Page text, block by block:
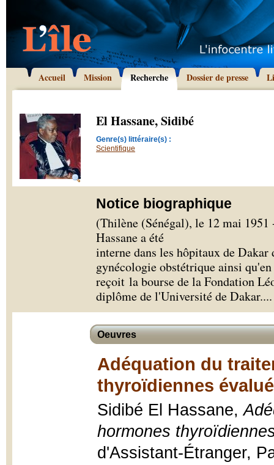
Accueil Mission Recherche Dossier de presse
El Hassane, Sidibé
Genre(s) littéraire(s) :
Scientifique
Notice biographique
(Thilène (Sénégal), le 12 mai
Hassane a été
interne dans les hôpitaux de
gynécologie obstétrique ainsi
reçoit la bourse de la Fondation
diplôme de l'Université de Dakar....
Oeuvres
Adéquation du
thyroïdiennes
Sidibé El Hassane,
hormones
d'Assistant-Étranger,